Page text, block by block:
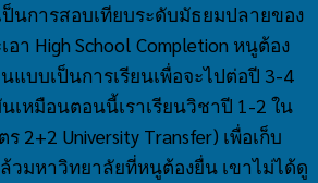
เป็นการสอบเทียบระดับมัธยมปลายของ
อา High School Completion หนูต้อง
แบบเป็นการเรียนเพื่อจะไปต่อปี 3-4
เหมือนตอนนี้เราเรียนวิชาปี 1-2 ใน
2+2 University Transfer) เพื่อเก็บ
วมหาวิทยาลัยที่หนูต้องยื่น เขาไม่ได้ดู